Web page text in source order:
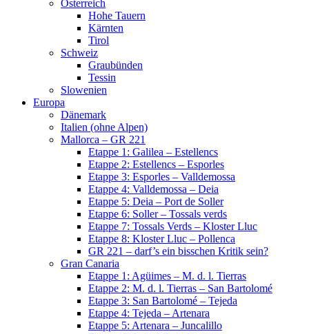
Österreich
Hohe Tauern
Kärnten
Tirol
Schweiz
Graubünden
Tessin
Slowenien
Europa
Dänemark
Italien (ohne Alpen)
Mallorca – GR 221
Etappe 1: Galilea – Estellencs
Etappe 2: Estellencs – Esporles
Etappe 3: Esporles – Valldemossa
Etappe 4: Valldemossa – Deia
Etappe 5: Deia – Port de Soller
Etappe 6: Soller – Tossals verds
Etappe 7: Tossals Verds – Kloster Lluc
Etappe 8: Kloster Lluc – Pollenca
GR 221 – darf’s ein bisschen Kritik sein?
Gran Canaria
Etappe 1: Agüimes – M. d. l. Tierras
Etappe 2: M. d. l. Tierras – San Bartolomé
Etappe 3: San Bartolomé – Tejeda
Etappe 4: Tejeda – Artenara
Etappe 5: Artenara – Juncalillo